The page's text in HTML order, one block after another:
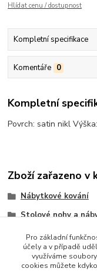
Hlídat cenu / dostupnost
Kompletní specifikace
Komentáře 0
Kompletní
Povrch: satin nikl
Zboží zařazeno v
Nábytkové kování
Stolové nohy a
Okrasné nožky
Pro základní
účely a v případě
využíváme
cookies můžete